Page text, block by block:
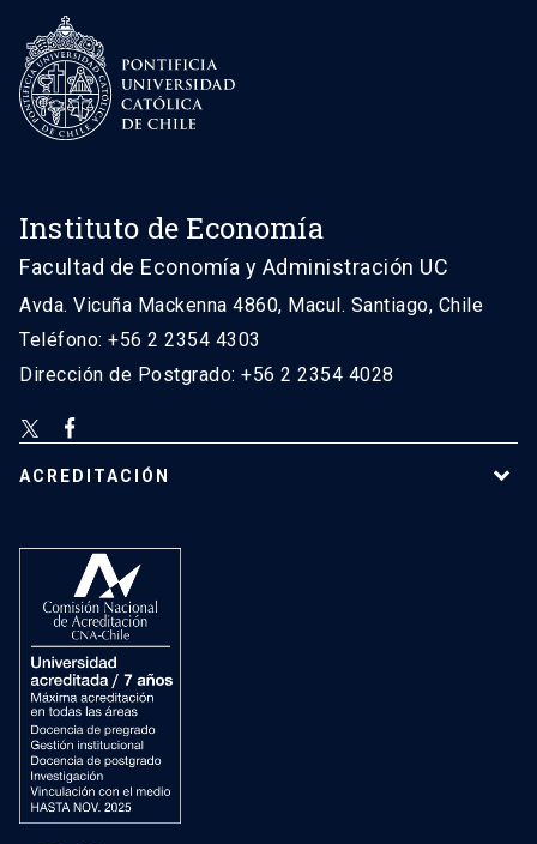
Instituto de Economía
Facultad de Economía y Administración UC
Avda. Vicuña Mackenna 4860, Macul. Santiago, Chile
Teléfono: +56 2 2354 4303
Dirección de Postgrado: +56 2 2354 4028
ACREDITACIÓN